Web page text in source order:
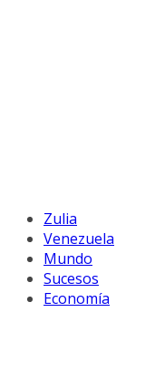
Zulia
Venezuela
Mundo
Sucesos
Economía